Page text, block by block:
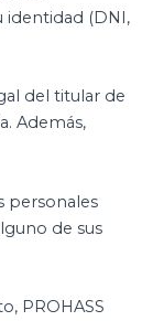
identidad (DNI,
del titular de
Además,
personales
de sus
PROHASS